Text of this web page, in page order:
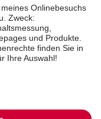
widerrufen